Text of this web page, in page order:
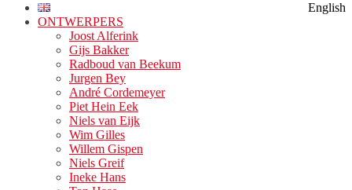
English
ONTWERPERS
Joost Alferink
Gijs Bakker
Radboud van Beekum
Jurgen Bey
André Cordemeyer
Piet Hein Eek
Niels van Eijk
Wim Gilles
Willem Gispen
Niels Greif
Ineke Hans